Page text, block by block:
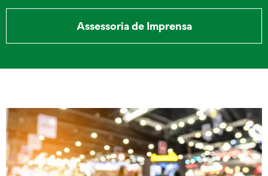
Assessoria de Imprensa